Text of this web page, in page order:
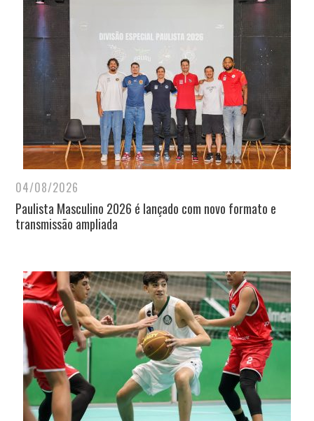
04/08/2026
Paulista Masculino 2026 é lançado com novo formato e
transmissão ampliada